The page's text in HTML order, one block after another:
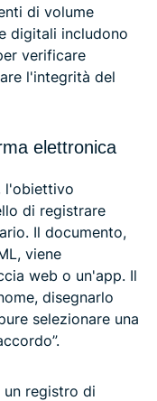
di volume
digitali includono
verificare
l'integrità del
elettronica
l'obiettivo
di registrare
Il documento,
viene
web o un'app. Il
disegnarlo
selezionare una
un registro di